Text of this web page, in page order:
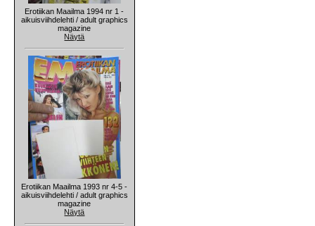
Erotiikan Maailma 1994 nr 1 -
aikuisviihdelehti / adult graphics
magazine
Näytä
Erotiikan Maailma 1993 nr 4-5 -
aikuisviihdelehti / adult graphics
magazine
Näytä